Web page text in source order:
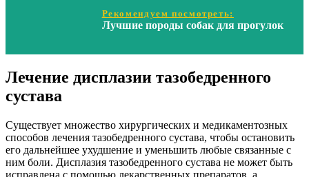
Рекомендуем посмотреть:
Лучшие породы собак для прогулок
Лечение дисплазии тазобедренного
сустава
Существует множество хирургических и медикаментозных
способов лечения тазобедренного сустава, чтобы остановить
его дальнейшее ухудшение и уменьшить любые связанные с
ним боли. Дисплазия тазобедренного сустава не может быть
исправлена с помощью лекарственных препаратов, а